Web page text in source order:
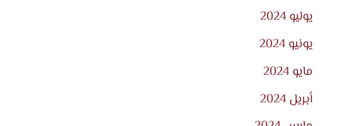
يوليو 2024
يونيو 2024
مايو 2024
أبريل 2024